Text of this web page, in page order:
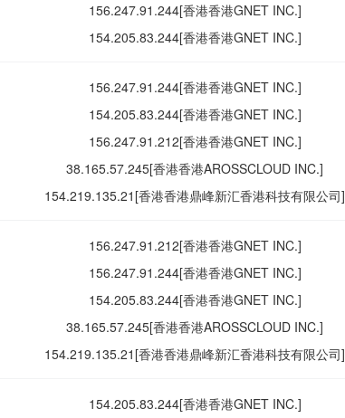
156.247.91.244[香港香港GNET INC.]
154.205.83.244[香港香港GNET INC.]
156.247.91.244[香港香港GNET INC.]
154.205.83.244[香港香港GNET INC.]
156.247.91.212[香港香港GNET INC.]
38.165.57.245[香港香港AROSSCLOUD INC.]
154.219.135.21[香港香港鼎峰新汇香港科技有限公司]
156.247.91.212[香港香港GNET INC.]
156.247.91.244[香港香港GNET INC.]
154.205.83.244[香港香港GNET INC.]
38.165.57.245[香港香港AROSSCLOUD INC.]
154.219.135.21[香港香港鼎峰新汇香港科技有限公司]
154.205.83.244[香港香港GNET INC.]